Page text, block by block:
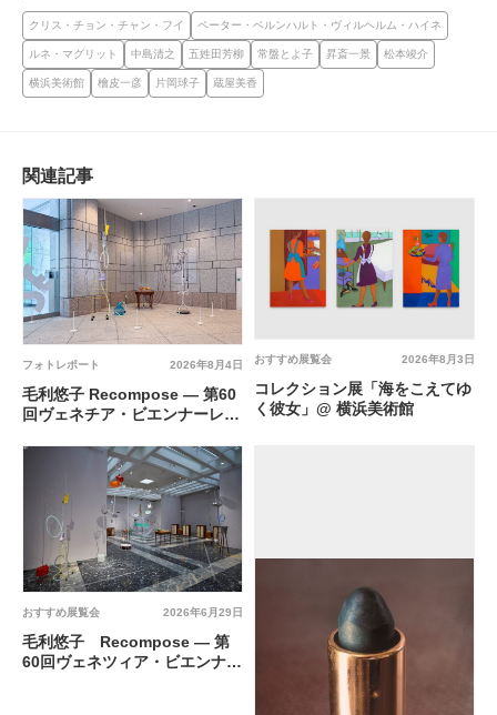
クリス・チョン・チャン・フイ ペーター・ベルンハルト・ヴィルヘルム・ハイネ
ルネ・マグリット 中島清之 五姓田芳柳 常盤とよ子 昇斎一景 松本竣介
横浜美術館 檜皮一彦 片岡球子 蔵屋美香
関連記事
2026年8月4日
フォトレポート
毛利悠子 Recompose ― 第60
回ヴェネチア・ビエンナーレ日
2026年8月3日
おすすめ展覧会
コレクション展「海をこえてゆ
く彼女」@ 横浜美術館
2026年6月29日
おすすめ展覧会
毛利悠子 Recompose ― 第
60回ヴェネツィア・ビエンナー